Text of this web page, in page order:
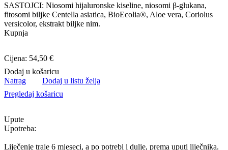
SASTOJCI: Niosomi hijaluronske kiseline, niosomi β-glukana,
fitosomi biljke Centella asiatica, BioEcolia®, Aloe vera, Coriolus
versicolor, ekstrakt biljke nim.
Kupnja
Cijena: 54,50 €
Dodaj u košaricu
Natrag
Dodaj u listu želja
Pregledaj košaricu
Upute
Upotreba:
Liječenje traje 6 mjeseci, a po potrebi i dulje, prema uputi liječnika.